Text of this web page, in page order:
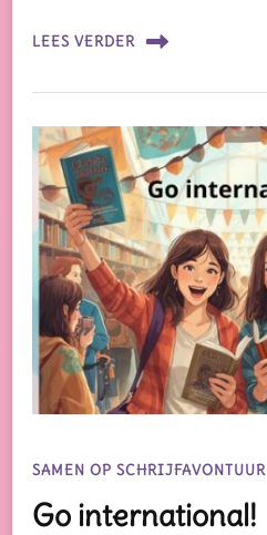
LEES VERDER
SAMEN OP SCHRIJFAVONTUUR
Go international!